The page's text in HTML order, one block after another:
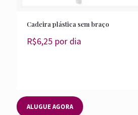
Cadeira plástica sem braço
R$6,25 por dia
ALUGUE AGORA